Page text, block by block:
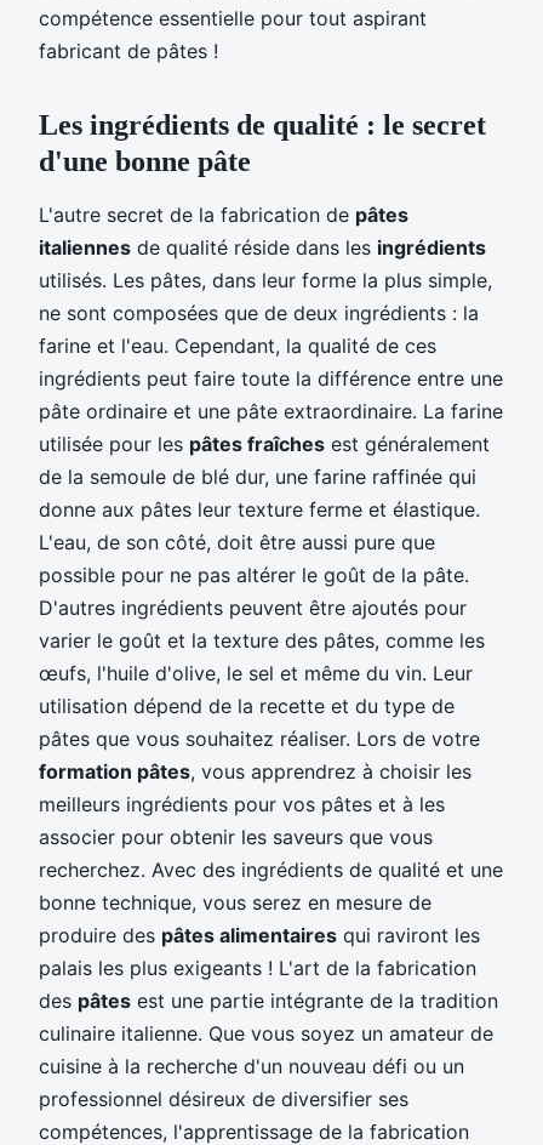
compétence essentielle pour tout aspirant
fabricant de pâtes !
Les ingrédients de qualité : le secret
d'une bonne pâte
L'autre secret de la fabrication de pâtes
italiennes de qualité réside dans les ingrédients
utilisés. Les pâtes, dans leur forme la plus simple,
ne sont composées que de deux ingrédients : la
farine et l'eau. Cependant, la qualité de ces
ingrédients peut faire toute la différence entre une
pâte ordinaire et une pâte extraordinaire. La farine
utilisée pour les pâtes fraîches est généralement
de la semoule de blé dur, une farine raffinée qui
donne aux pâtes leur texture ferme et élastique.
L'eau, de son côté, doit être aussi pure que
possible pour ne pas altérer le goût de la pâte.
D'autres ingrédients peuvent être ajoutés pour
varier le goût et la texture des pâtes, comme les
œufs, l'huile d'olive, le sel et même du vin. Leur
utilisation dépend de la recette et du type de
pâtes que vous souhaitez réaliser. Lors de votre
formation pâtes, vous apprendrez à choisir les
meilleurs ingrédients pour vos pâtes et à les
associer pour obtenir les saveurs que vous
recherchez. Avec des ingrédients de qualité et une
bonne technique, vous serez en mesure de
produire des pâtes alimentaires qui raviront les
palais les plus exigeants ! L'art de la fabrication
des pâtes est une partie intégrante de la tradition
culinaire italienne. Que vous soyez un amateur de
cuisine à la recherche d'un nouveau défi ou un
professionnel désireux de diversifier ses
compétences, l'apprentissage de la fabrication